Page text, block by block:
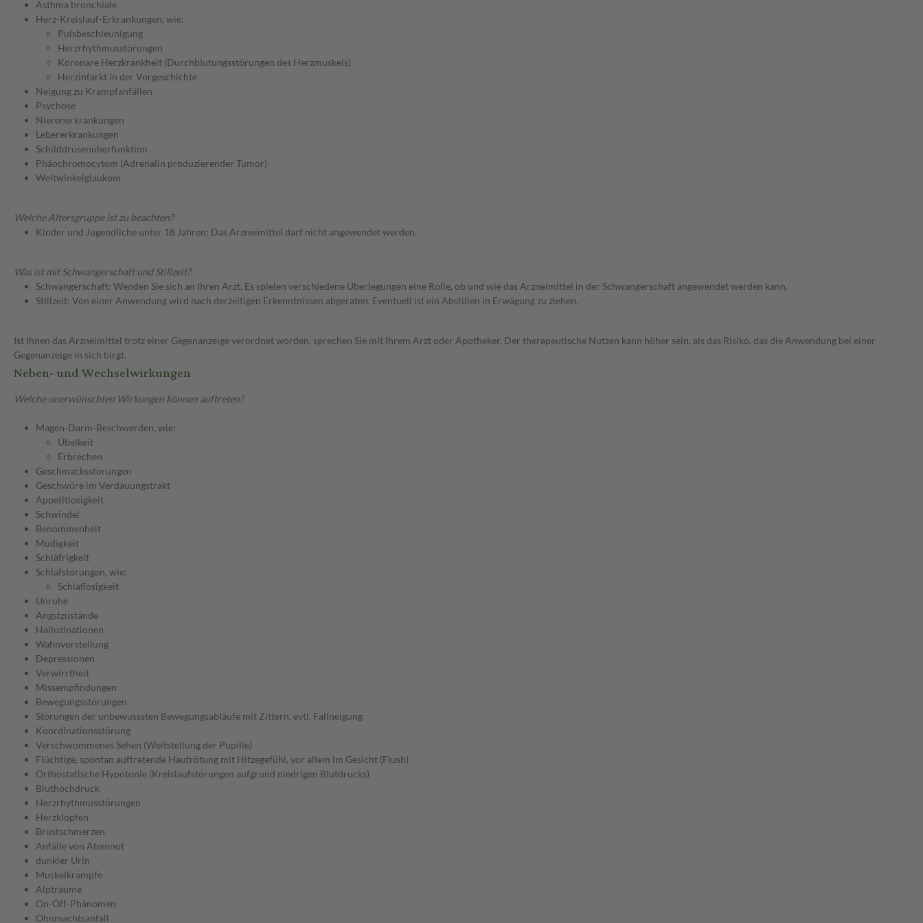
Asthma bronchiale
Herz-Kreislauf-Erkrankungen, wie:
Pulsbeschleunigung
Herzrhythmusstörungen
Koronare Herzkrankheit (Durchblutungsstörungen des Herzmuskels)
Herzinfarkt in der Vorgeschichte
Neigung zu Krampfanfällen
Psychose
Nierenerkrankungen
Lebererkrankungen
Schilddrüsenüberfunktion
Phäochromocytom (Adrenalin produzierender Tumor)
Weitwinkelglaukom
Welche Altersgruppe ist zu beachten?
Kinder und Jugendliche unter 18 Jahren: Das Arzneimittel darf nicht angewendet werden.
Was ist mit Schwangerschaft und Stillzeit?
Schwangerschaft: Wenden Sie sich an Ihren Arzt. Es spielen verschiedene Überlegungen eine Rolle, ob und wie das Arzneimittel in der Schwangerschaft angewendet werden kann.
Stillzeit: Von einer Anwendung wird nach derzeitigen Erkenntnissen abgeraten. Eventuell ist ein Abstillen in Erwägung zu ziehen.
Ist Ihnen das Arzneimittel trotz einer Gegenanzeige verordnet worden, sprechen Sie mit Ihrem Arzt oder Apotheker. Der therapeutische Nutzen kann höher sein, als das Risiko, das die Anwendung bei einer
Gegenanzeige in sich birgt.
Neben- und Wechselwirkungen
Welche unerwünschten Wirkungen können auftreten?
Magen-Darm-Beschwerden, wie:
Übelkeit
Erbrechen
Geschmacksstörungen
Geschwüre im Verdauungstrakt
Appetitlosigkeit
Schwindel
Benommenheit
Müdigkeit
Schläfrigkeit
Schlafstörungen, wie:
Schlaflosigkeit
Unruhe
Angstzustände
Halluzinationen
Wahnvorstellung
Depressionen
Verwirrtheit
Missempfindungen
Bewegungsstörungen
Störungen der unbewusssten Bewegungsabläufe mit Zittern, evtl. Fallneigung
Koordinationsstörung
Verschwommenes Sehen (Weitstellung der Pupille)
Flüchtige, spontan auftretende Hautrötung mit Hitzegefühl, vor allem im Gesicht (Flush)
Orthostatische Hypotonie (Kreislaufstörungen aufgrund niedrigen Blutdrucks)
Bluthochdruck
Herzrhythmusstörungen
Herzklopfen
Brustschmerzen
Anfälle von Atemnot
dunkler Urin
Muskelkrämpfe
Alpträume
On-Off-Phänomen
Ohnmachtsanfall